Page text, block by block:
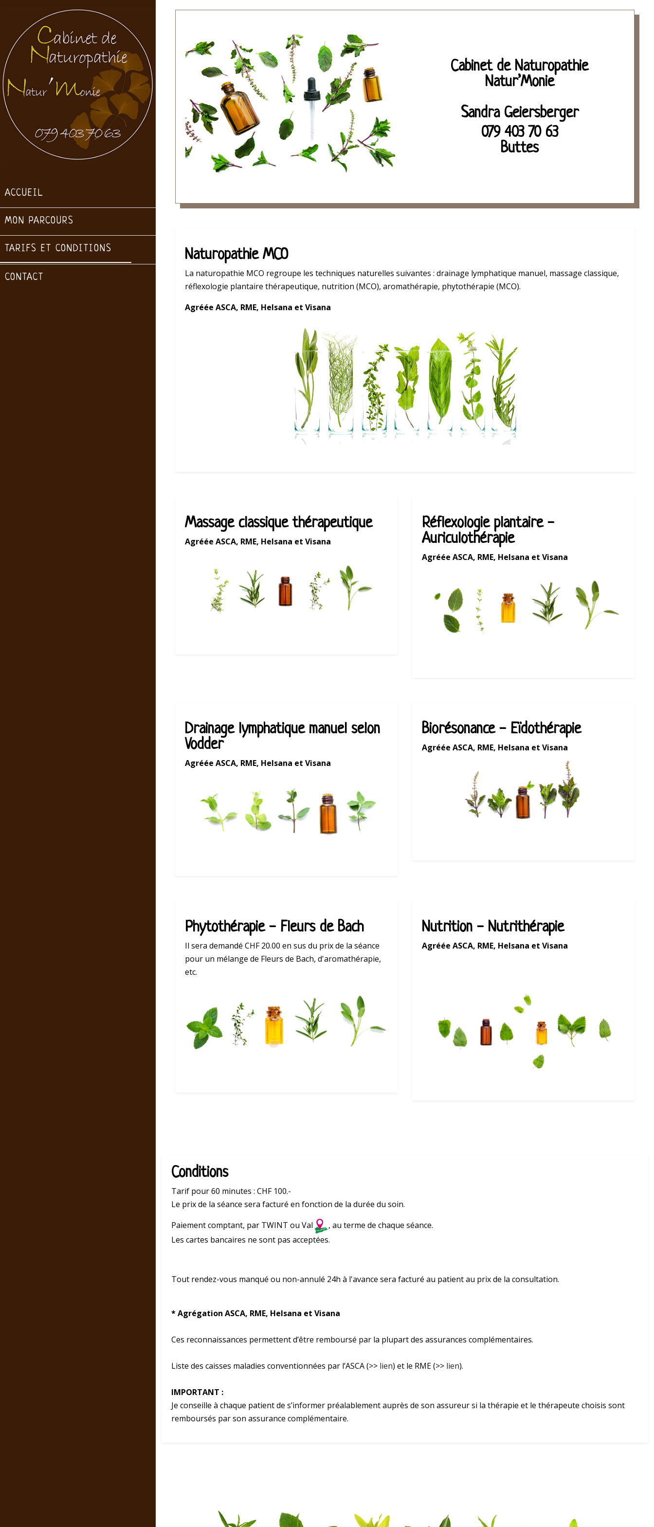
ACCUEIL
MON PARCOURS
TARIFS ET CONDITIONS
CONTACT
Cabinet de Naturopathie
Natur’Monie
Sandra Geiersberger
079 403 70 63
Buttes
Naturopathie MCO
La naturopathie MCO regroupe les techniques naturelles suivantes : drainage lymphatique manuel, massage classique,
réflexologie plantaire thérapeutique, nutrition (MCO), aromathérapie, phytothérapie (MCO).
Agréée ASCA, RME, Helsana et Visana
Massage classique thérapeutique
Agréée ASCA, RME, Helsana et Visana
Réflexologie plantaire -
Auriculothérapie
Agréée ASCA, RME, Helsana et Visana
Drainage lymphatique manuel selon
Vodder
Agréée ASCA, RME, Helsana et Visana
Biorésonance - Eïdothérapie
Agréée ASCA, RME, Helsana et Visana
Phytothérapie - Fleurs de Bach
Il sera demandé CHF 20.00 en sus du prix de la séance
pour un mélange de Fleurs de Bach, d'aromathérapie,
etc.
Nutrition - Nutrithérapie
Agréée ASCA, RME, Helsana et Visana
Conditions
Tarif pour 60 minutes : CHF 100.-
Le prix de la séance sera facturé en fonction de la durée du soin.
Paiement comptant, par TWINT ou Val
, au terme de chaque séance.
Les cartes bancaires ne sont pas acceptées.
Tout rendez-vous manqué ou non-annulé 24h à l'avance sera facturé au patient au prix de la consultation.
* Agrégation ASCA, RME, Helsana et Visana
Ces reconnaissances permettent d’être remboursé par la plupart des assurances complémentaires.
Liste des caisses maladies conventionnées par l’ASCA (>> lien) et le RME (>> lien).
IMPORTANT :
Je conseille à chaque patient de s’informer préalablement auprès de son assureur si la thérapie et le thérapeute choisis sont
remboursés par son assurance complémentaire.